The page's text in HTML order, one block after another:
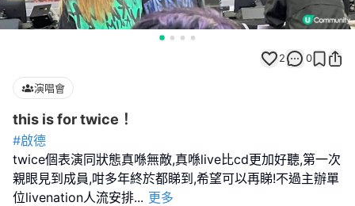
2 0
演唱會
this is for twice！
#啟德
twice個表演同狀態真喺無敵,真喺live比cd更加好聽,第一次
親眼見到成員,咁多年終於都睇到,希望可以再睇!不過主辦單
位livenation人流安排... 更多